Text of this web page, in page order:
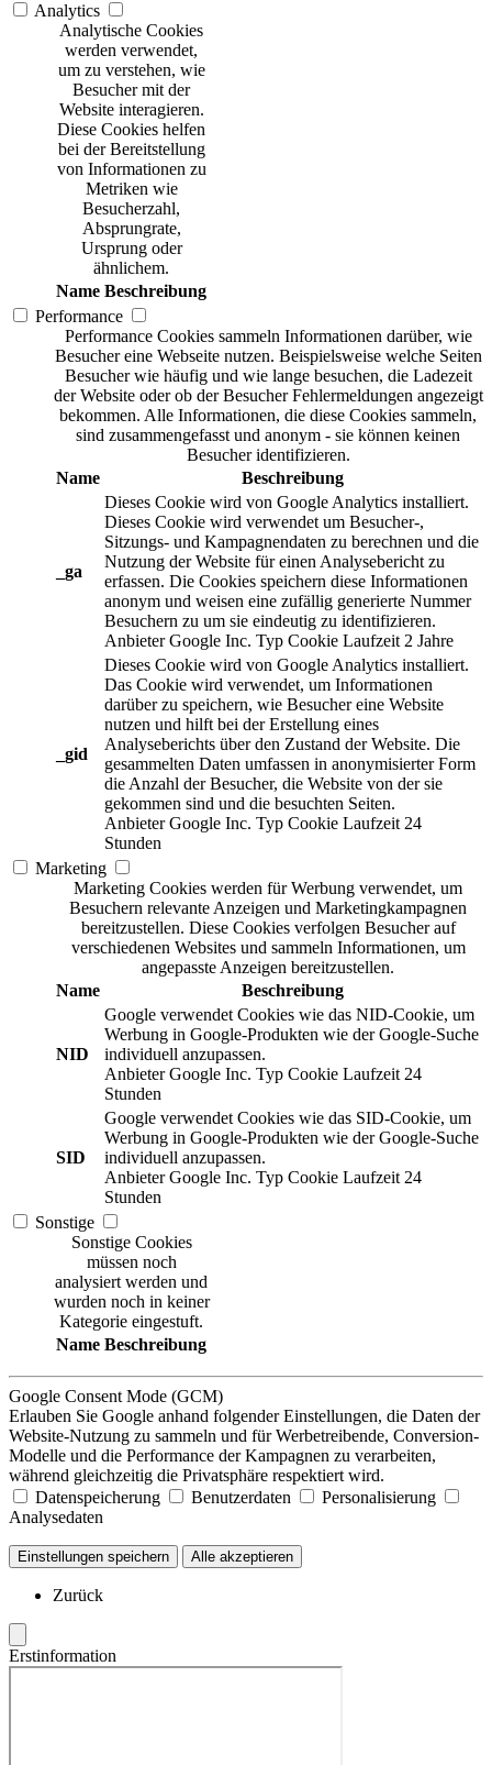
Analytics
Analytische Cookies
werden verwendet,
um zu verstehen, wie
Besucher mit der
Website interagieren.
Diese Cookies helfen
bei der Bereitstellung
von Informationen zu
Metriken wie
Besucherzahl,
Absprungrate,
Ursprung oder
ähnlichem.
Name Beschreibung
Performance
Performance Cookies sammeln Informationen darüber, wie
Besucher eine Webseite nutzen. Beispielsweise welche Seiten
Besucher wie häufig und wie lange besuchen, die Ladezeit
der Website oder ob der Besucher Fehlermeldungen angezeigt
bekommen. Alle Informationen, die diese Cookies sammeln,
sind zusammengefasst und anonym - sie können keinen
Besucher identifizieren.
Name
Beschreibung
_ga
Dieses Cookie wird von Google Analytics installiert.
Dieses Cookie wird verwendet um Besucher-,
Sitzungs- und Kampagnendaten zu berechnen und die
Nutzung der Website für einen Analysebericht zu
erfassen. Die Cookies speichern diese Informationen
anonym und weisen eine zufällig generierte Nummer
Besuchern zu um sie eindeutig zu identifizieren.
Anbieter Google Inc. Typ Cookie Laufzeit 2 Jahre
_gid
Dieses Cookie wird von Google Analytics installiert.
Das Cookie wird verwendet, um Informationen
darüber zu speichern, wie Besucher eine Website
nutzen und hilft bei der Erstellung eines
Analyseberichts über den Zustand der Website. Die
gesammelten Daten umfassen in anonymisierter Form
die Anzahl der Besucher, die Website von der sie
gekommen sind und die besuchten Seiten.
Anbieter Google Inc. Typ Cookie Laufzeit 24
Stunden
Marketing
Marketing Cookies werden für Werbung verwendet, um
Besuchern relevante Anzeigen und Marketingkampagnen
bereitzustellen. Diese Cookies verfolgen Besucher auf
verschiedenen Websites und sammeln Informationen, um
angepasste Anzeigen bereitzustellen.
Name
Beschreibung
NID
Google verwendet Cookies wie das NID-Cookie, um
Werbung in Google-Produkten wie der Google-Suche
individuell anzupassen.
Anbieter Google Inc. Typ Cookie Laufzeit 24
Stunden
SID
Google verwendet Cookies wie das SID-Cookie, um
Werbung in Google-Produkten wie der Google-Suche
individuell anzupassen.
Anbieter Google Inc. Typ Cookie Laufzeit 24
Stunden
Sonstige
Sonstige Cookies
müssen noch
analysiert werden und
wurden noch in keiner
Kategorie eingestuft.
Name Beschreibung
Google Consent Mode (GCM)
Erlauben Sie Google anhand folgender Einstellungen, die Daten der
Website-Nutzung zu sammeln und für Werbetreibende, Conversion-
Modelle und die Performance der Kampagnen zu verarbeiten,
während gleichzeitig die Privatsphäre respektiert wird.
Datenspeicherung
Benutzerdaten
Personalisierung
Analysedaten
Einstellungen speichern Alle akzeptieren
Zurück
Erstinformation